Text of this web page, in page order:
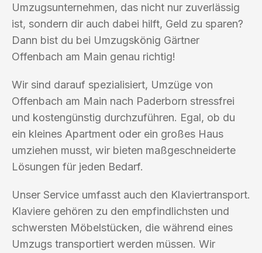
Umzugsunternehmen, das nicht nur zuverlässig
ist, sondern dir auch dabei hilft, Geld zu sparen?
Dann bist du bei Umzugskönig Gärtner
Offenbach am Main genau richtig!
Wir sind darauf spezialisiert, Umzüge von
Offenbach am Main nach Paderborn stressfrei
und kostengünstig durchzuführen. Egal, ob du
ein kleines Apartment oder ein großes Haus
umziehen musst, wir bieten maßgeschneiderte
Lösungen für jeden Bedarf.
Unser Service umfasst auch den Klaviertransport.
Klaviere gehören zu den empfindlichsten und
schwersten Möbelstücken, die während eines
Umzugs transportiert werden müssen. Wir